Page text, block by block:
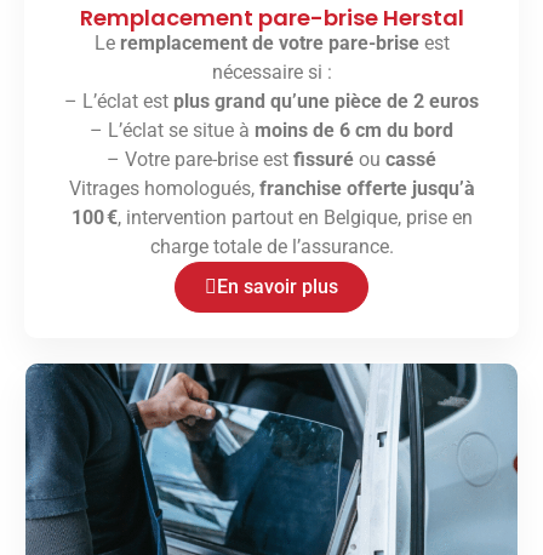
Remplacement pare-brise Herstal
Le remplacement de votre pare-briseest
nécessaire si :
– L’éclat est plus grand qu’une pièce de 2 euros
– L’éclat se situe à moins de 6 cm du bord
– Votre pare-brise est fissuré ou cassé
Vitrages homologués, franchise offerte jusqu’à
100 €, intervention partout en Belgique, prise en
charge totale de l’assurance.
En savoir plus